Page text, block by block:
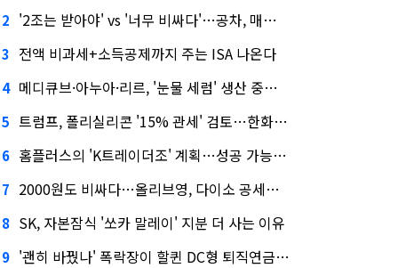
2 '2조는 받아야' vs '너무 비싸다'…공차, 매각 성공할까
3 전액 비과세+소득공제까지 주는 ISA 나온다
4 메디큐브·아누아·리르, '눈물 세럼' 생산 중단한다
5 트럼프, 폴리실리콘 '15% 관세' 검토…한화큐셀·OCI 영향은?
6 홈플러스의 'K트레이더조' 계획…성공 가능성은 '글쎄'
7 2000원도 비싸다…올리브영, 다이소 공세에 '가성비'로 맞불
8 SK, 자본잠식 '쏘카 말레이' 지분 더 사는 이유
9 '괜히 바꿨나' 폭락장이 할퀸 DC형 퇴직연금…전문가 조언은